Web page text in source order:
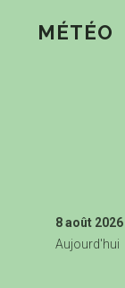
MÉTÉO
8 août 2026
Aujourd'hui